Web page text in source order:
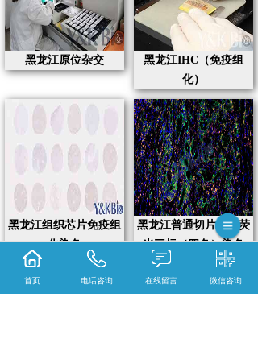
黑龙江原位杂交
黑龙江IHC（免疫组
化）
黑龙江组织芯片免疫组
化染色
黑龙江普通切片免疫荧
光三标（四色）染色
首页 电话咨询 在线留言 微信咨询